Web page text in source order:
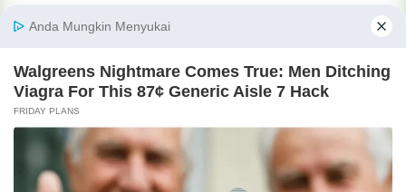
Follow us on Facebook
Follow us on X
Follow us on Instagram
Follow us on
Tentang Katadata Advertising Pedoman Media Siber